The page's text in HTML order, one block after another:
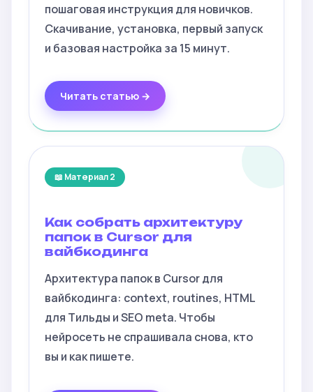
пошаговая инструкция для новичков.
Скачивание, установка, первый запуск
и базовая настройка за 15 минут.
Читать статью →
📖 Материал 2
Как собрать архитектуру
папок в Cursor для
вайбкодинга
Архитектура папок в Cursor для
вайбкодинга: context, routines, HTML
для Тильды и SEO meta. Чтобы
нейросеть не спрашивала снова, кто
вы и как пишете.